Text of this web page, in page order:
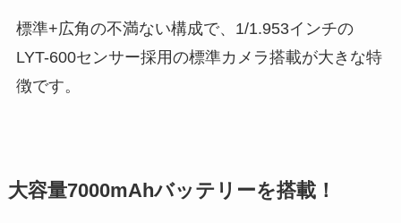
標準+広角の不満ない構成で、1/1.953インチの
LYT-600センサー採用の標準カメラ搭載が大きな特
徴です。
大容量7000mAhバッテリーを搭載！